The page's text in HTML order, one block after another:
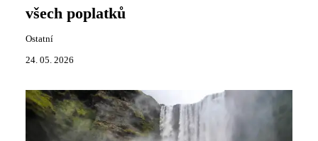
všech poplatků
Ostatní
24. 05. 2026